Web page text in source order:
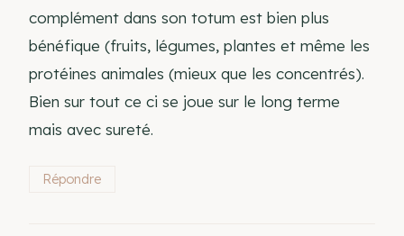
complément dans son totum est bien plus
bénéfique (fruits, légumes, plantes et même les
protéines animales (mieux que les concentrés).
Bien sur tout ce ci se joue sur le long terme
mais avec sureté.
Répondre